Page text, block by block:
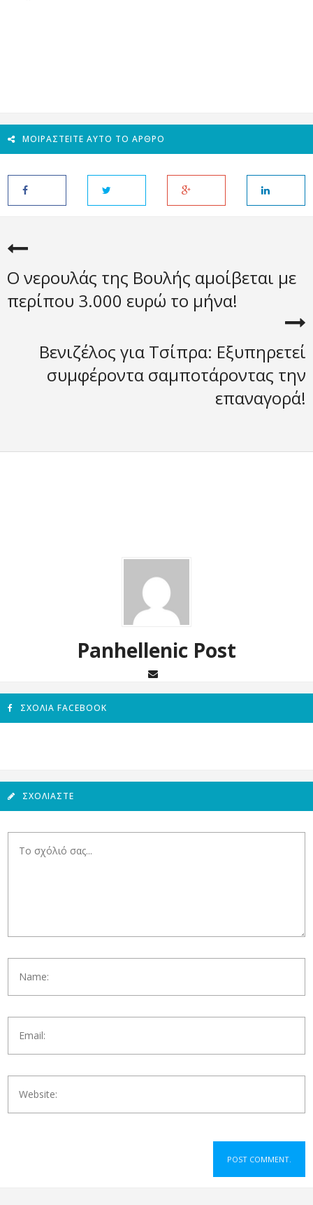
ΜΟΙΡΑΣΤΕΊΤΕ ΑΥΤΌ ΤΟ ΆΡΘΡΟ
Ο νερουλάς της Βουλής αμοίβεται με
περίπου 3.000 ευρώ το μήνα!
Βενιζέλος για Τσίπρα: Εξυπηρετεί
συμφέροντα σαμποτάροντας την
επαναγορά!
Panhellenic Post
ΣΧΌΛΙΑ FACEBOOK
ΣΧΟΛΙΆΣΤΕ